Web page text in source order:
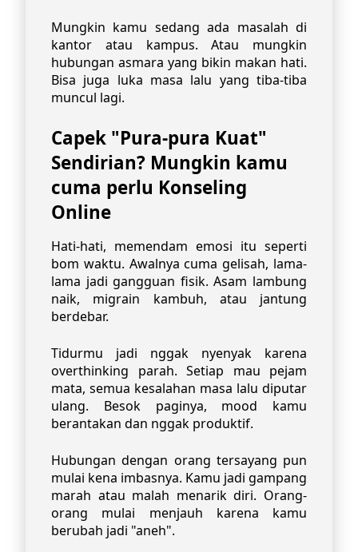
Mungkin kamu sedang ada masalah di
kantor atau kampus. Atau mungkin
hubungan asmara yang bikin makan hati.
Bisa juga luka masa lalu yang tiba-tiba
muncul lagi.
Capek "Pura-pura Kuat"
Sendirian? Mungkin kamu
cuma perlu Konseling
Online
Hati-hati, memendam emosi itu seperti
bom waktu. Awalnya cuma gelisah, lama-
lama jadi gangguan fisik. Asam lambung
naik, migrain kambuh, atau jantung
berdebar.
Tidurmu jadi nggak nyenyak karena
overthinking parah. Setiap mau pejam
mata, semua kesalahan masa lalu diputar
ulang. Besok paginya, mood kamu
berantakan dan nggak produktif.
Hubungan dengan orang tersayang pun
mulai kena imbasnya. Kamu jadi gampang
marah atau malah menarik diri. Orang-
orang mulai menjauh karena kamu
berubah jadi "aneh".